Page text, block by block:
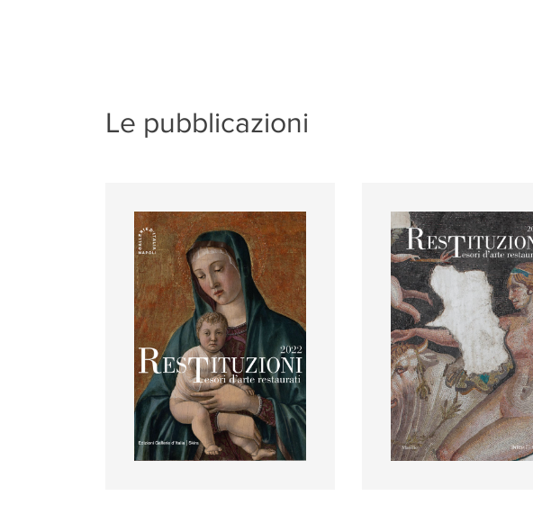
Le pubblicazioni